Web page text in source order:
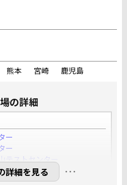
熊本 宮崎 鹿児島
の詳細
ー
ー
テストセンター
通テストセンター
満席
詳細を見る …